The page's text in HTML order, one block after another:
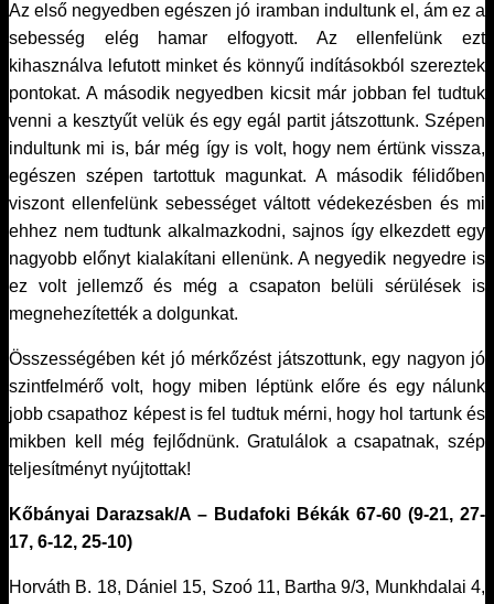
Az első negyedben egészen jó iramban indultunk el, ám ez a
sebesség elég hamar elfogyott. Az ellenfelünk ezt
kihasználva lefutott minket és könnyű indításokból szereztek
pontokat. A második negyedben kicsit már jobban fel tudtuk
venni a kesztyűt velük és egy egál partit játszottunk. Szépen
indultunk mi is, bár még így is volt, hogy nem értünk vissza,
egészen szépen tartottuk magunkat. A második félidőben
viszont ellenfelünk sebességet váltott védekezésben és mi
ehhez nem tudtunk alkalmazkodni, sajnos így elkezdett egy
nagyobb előnyt kialakítani ellenünk. A negyedik negyedre is
ez volt jellemző és még a csapaton belüli sérülések is
megnehezítették a dolgunkat.
Összességében két jó mérkőzést játszottunk, egy nagyon jó
szintfelmérő volt, hogy miben léptünk előre és egy nálunk
jobb csapathoz képest is fel tudtuk mérni, hogy hol tartunk és
mikben kell még fejlődnünk. Gratulálok a csapatnak, szép
teljesítményt nyújtottak!
Kőbányai Darazsak/A – Budafoki Békák 67-60 (9-21, 27-
17, 6-12, 25-10)
Horváth B. 18, Dániel 15, Szoó 11, Bartha 9/3, Munkhdalai 4,